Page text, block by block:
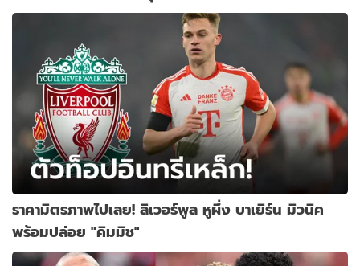
ราคามิตรภาพไปเลย! ลิเวอร์พูล หูผึ่ง บาเยิร์น มิวนิค
พร้อมปล่อย "คิมมิช"